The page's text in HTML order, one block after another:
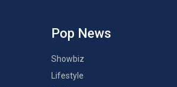
Pop News
Showbiz
Lifestyle